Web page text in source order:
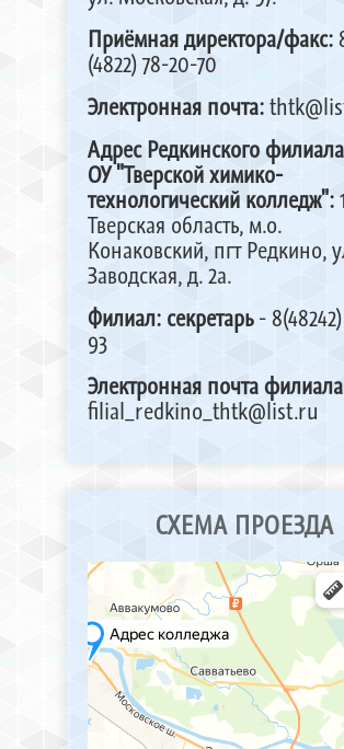
Приёмная директора/факс:
(4822) 78-20-70
Электронная почта:
Адрес Редкинского
ОУ "Тверской химико-
технологический колледж":
Тверская область, м.о.
Конаковский, пгт Редкино,
Заводская, д. 2а.
Филиал: секретарь-
93
Электронная почта
filial_redkino_thtk@list.ru
СХЕМА ПРОЕЗДА